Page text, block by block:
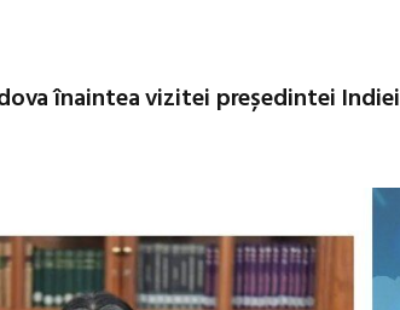
înaintea vizitei președintei Indiei